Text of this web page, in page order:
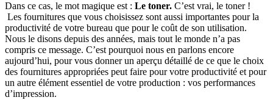
Dans ce cas, le mot magique est : Le toner. C’est vrai, le toner !
Les fournitures que vous choisissez sont aussi importantes pour la
productivité de votre bureau que pour le coût de son utilisation.
Nous le disons depuis des années, mais tout le monde n’a pas
compris ce message. C’est pourquoi nous en parlons encore
aujourd’hui, pour vous donner un aperçu détaillé de ce que le choix
des fournitures appropriées peut faire pour votre productivité et pour
un autre élément essentiel de votre production : vos performances
d’impression.